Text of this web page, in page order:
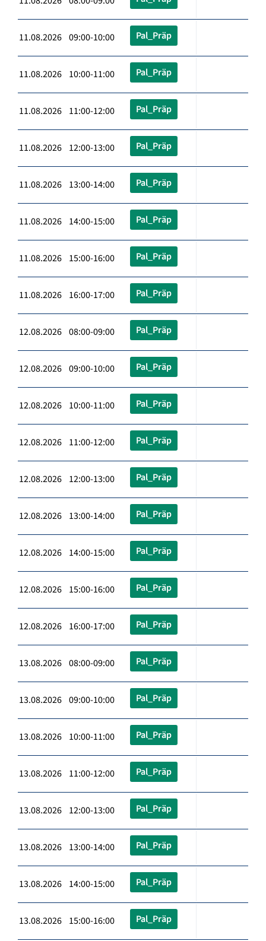
11.08.2026 09:00-10:00 Pal_Präp
11.08.2026 10:00-11:00 Pal_Präp
11.08.2026 11:00-12:00 Pal_Präp
11.08.2026 12:00-13:00 Pal_Präp
11.08.2026 13:00-14:00 Pal_Präp
11.08.2026 14:00-15:00 Pal_Präp
11.08.2026 15:00-16:00 Pal_Präp
11.08.2026 16:00-17:00 Pal_Präp
12.08.2026 08:00-09:00 Pal_Präp
12.08.2026 09:00-10:00 Pal_Präp
12.08.2026 10:00-11:00 Pal_Präp
12.08.2026 11:00-12:00 Pal_Präp
12.08.2026 12:00-13:00 Pal_Präp
12.08.2026 13:00-14:00 Pal_Präp
12.08.2026 14:00-15:00 Pal_Präp
12.08.2026 15:00-16:00 Pal_Präp
12.08.2026 16:00-17:00 Pal_Präp
13.08.2026 08:00-09:00 Pal_Präp
13.08.2026 09:00-10:00 Pal_Präp
13.08.2026 10:00-11:00 Pal_Präp
13.08.2026 11:00-12:00 Pal_Präp
13.08.2026 12:00-13:00 Pal_Präp
13.08.2026 13:00-14:00 Pal_Präp
13.08.2026 14:00-15:00 Pal_Präp
13.08.2026 15:00-16:00 Pal_Präp